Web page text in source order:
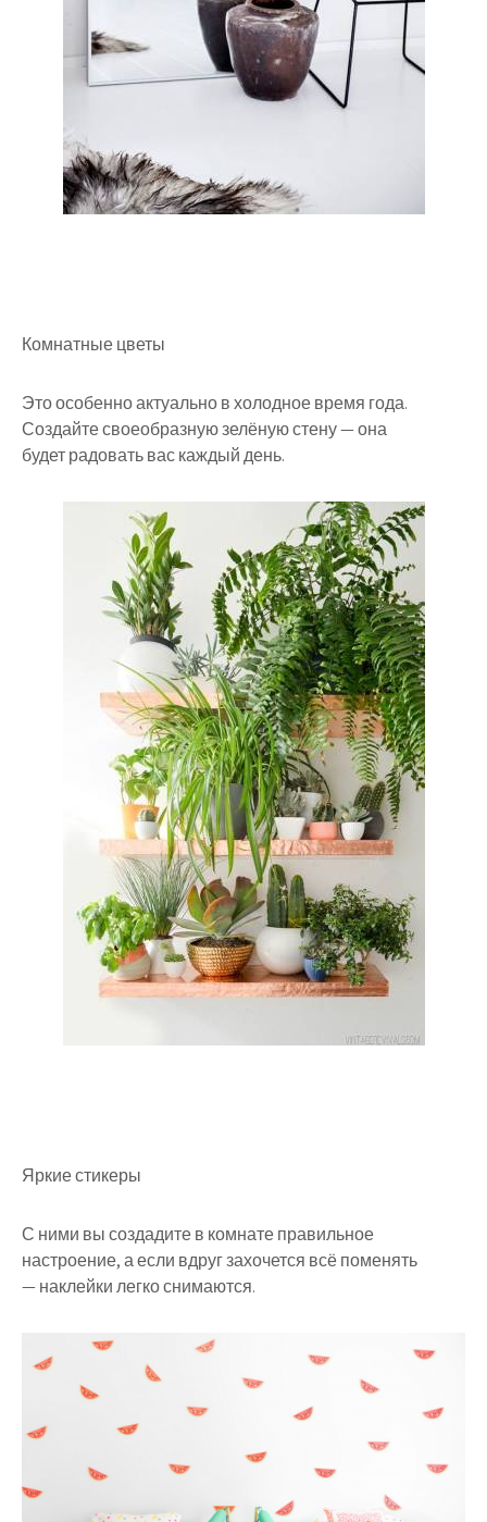
Комнатные цветы
Это особенно актуально в холодное время года.
Создайте своеобразную зелёную стену — она
будет радовать вас каждый день.
Яркие стикеры
С ними вы создадите в комнате правильное
настроение, а если вдруг захочется всё поменять
— наклейки легко снимаются.